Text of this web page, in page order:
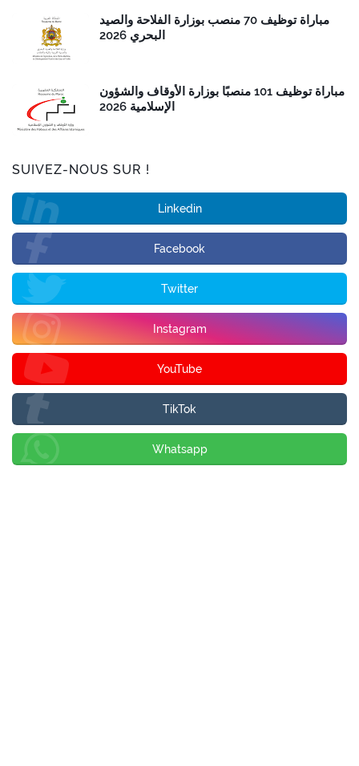
مباراة توظيف 70 منصب بوزارة الفلاحة والصيد
البحري 2026
مباراة توظيف 101 منصبًا بوزارة الأوقاف والشؤون
الإسلامية 2026
SUIVEZ-NOUS SUR !
Linkedin
Facebook
Twitter
Instagram
YouTube
TikTok
Whatsapp